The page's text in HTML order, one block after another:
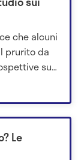
che alcuni
prurito da
sul
Le